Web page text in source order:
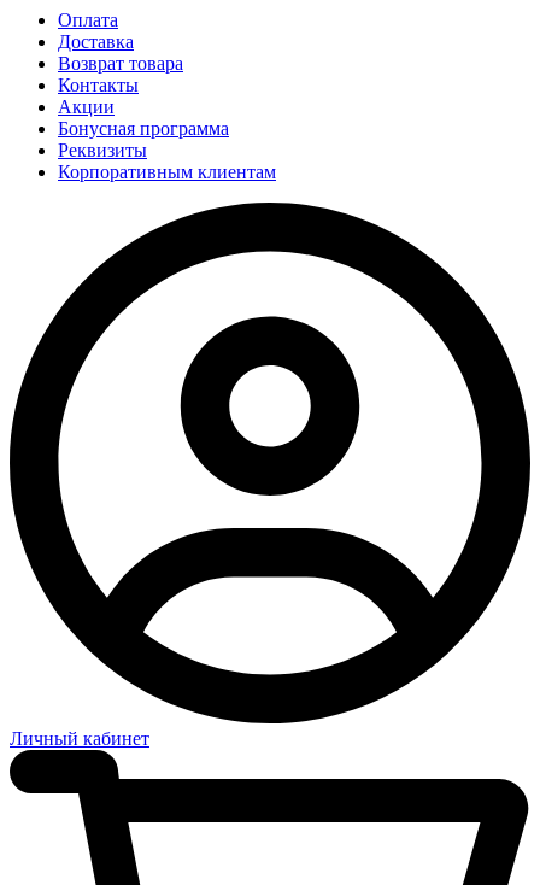
Оплата
Доставка
Возврат товара
Контакты
Акции
Бонусная программа
Реквизиты
Корпоративным клиентам
Личный кабинет